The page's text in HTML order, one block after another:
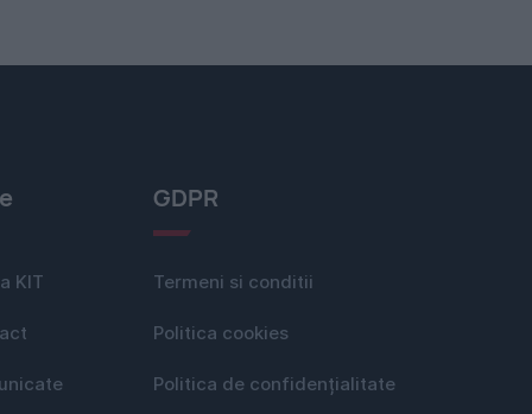
KIT
GDPR
Termeni si conditii
Politica cookies
Politica de confidențialitate